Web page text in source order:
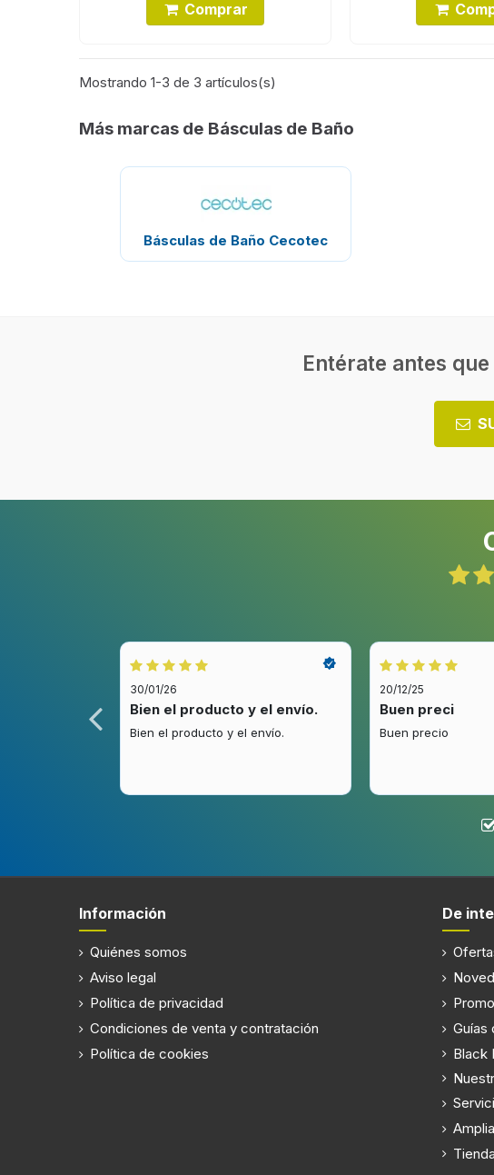
Comprar
Mostrando 1-3 de 3 artículos(s)
Más marcas de Básculas de Baño
Básculas de Baño Cecotec
Entérate antes
30/01/26
Bien el producto y el envío.
Bien el producto y el envío.
20/12/25
Buen preci
Buen precio
Información
Quiénes somos
Aviso legal
Política de privacidad
Condiciones de venta y contratación
Política de cookies
De
Guías
Black